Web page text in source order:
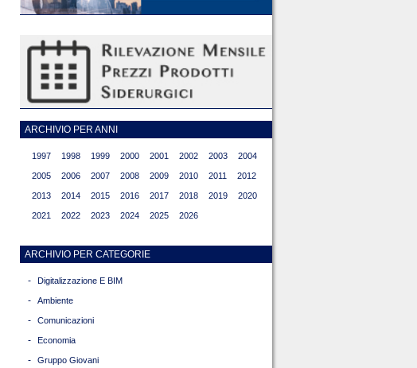
ARCHIVIO PER ANNI
1997 1998 1999 2000 2001 2002 2003 2004
2005 2006 2007 2008 2009 2010 2011 2012
2013 2014 2015 2016 2017 2018 2019 2020
2021 2022 2023 2024 2025 2026
ARCHIVIO PER CATEGORIE
- Digitalizzazione E BIM
- Ambiente
- Comunicazioni
- Economia
- Gruppo Giovani